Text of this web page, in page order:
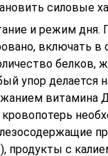
силовые
и режим дня.
включать в
белков,
упор делается
витамина
продукты с